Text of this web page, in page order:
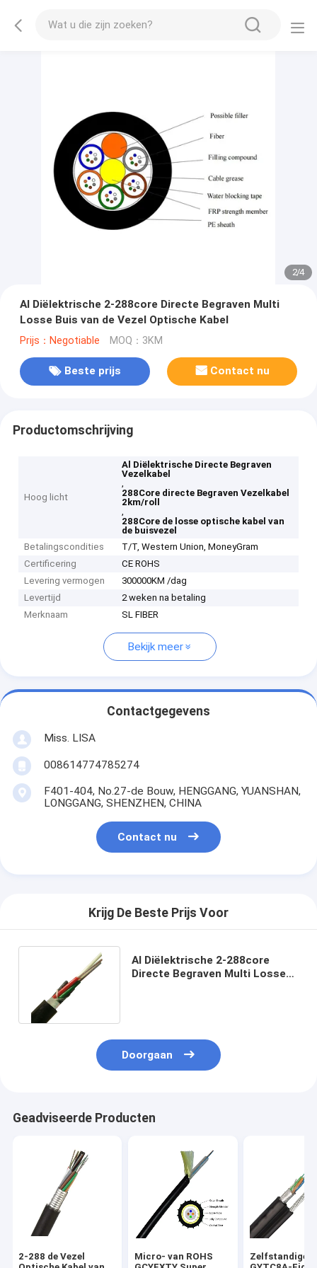
2/4
Al Diëlektrische 2-288core Directe Begraven Multi
Losse Buis van de Vezel Optische Kabel
Prijs：Negotiable MOQ：3KM
Beste prijs Contact nu
Productomschrijving
Hoog licht
Al Diëlektrische Directe Begraven
Vezelkabel
,
288Core directe Begraven Vezelkabel
2km/roll
,
288Core de losse optische kabel van
de buisvezel
Betalingscondities
T/T, Western Union, MoneyGram
Certificering
CE ROHS
Levering vermogen
300000KM /dag
Levertijd
2 weken na betaling
Merknaam
SL FIBER
Bekijk meer
Contactgegevens
Miss. LISA
008614774785274
F401-404, No.27-de Bouw, HENGGANG, YUANSHAN,
LONGGANG, SHENZHEN, CHINA
Contact nu
Krijg De Beste Prijs Voor
Al Diëlektrische 2-288core
Directe Begraven Multi Losse
Doorgaan
Geadviseerde Producten
2-288 de Vezel
Micro- van ROHS
Zelfstandige